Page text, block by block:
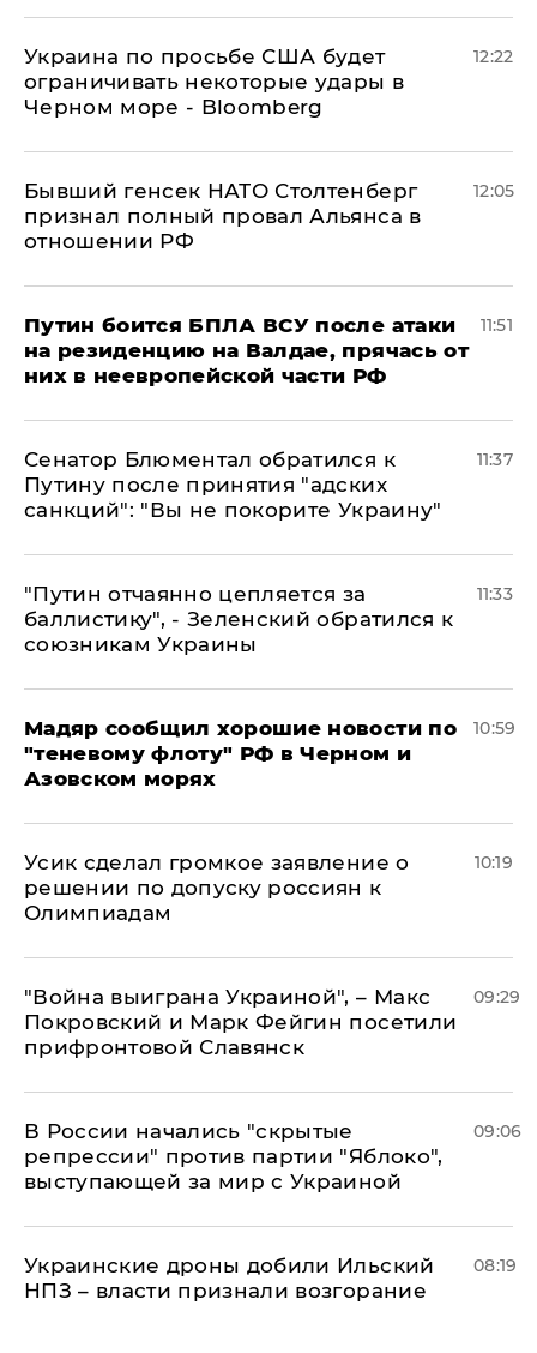
Украина по просьбе США будет
ограничивать некоторые удары в
Черном море - Bloomberg
12:22
Бывший генсек НАТО Столтенберг
признал полный провал Альянса в
отношении РФ
12:05
Путин боится БПЛА ВСУ после атаки
на резиденцию на Валдае, прячась от
них в неевропейской части РФ
11:51
Сенатор Блюментал обратился к
Путину после принятия "адских
санкций": "Вы не покорите Украину"
11:37
"Путин отчаянно цепляется за
баллистику", - Зеленский обратился к
союзникам Украины
11:33
Мадяр сообщил хорошие новости по
"теневому флоту" РФ в Черном и
Азовском морях
10:59
Усик сделал громкое заявление о
решении по допуску россиян к
Олимпиадам
10:19
"Война выиграна Украиной", – Макс
Покровский и Марк Фейгин посетили
прифронтовой Славянск
09:29
В России начались "скрытые
репрессии" против партии "Яблоко",
выступающей за мир с Украиной
09:06
Украинские дроны добили Ильский
НПЗ – власти признали возгорание
08:19